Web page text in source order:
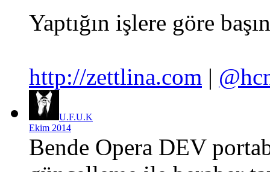
Yaptığın işlere göre
http://zettlina.com |
U.F.U.K
Ekim 2014
Bende Opera DEV